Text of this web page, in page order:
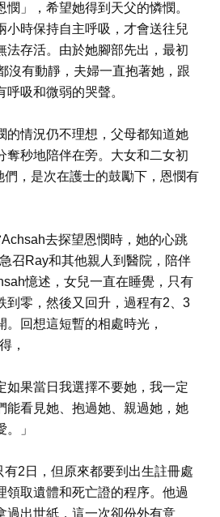
」，希望她得到天父的憐憫。
小時保持自主呼吸，才會送往兒
法存活。由於她腳部先出，最初
沒有動靜，夫婦一直抱著她，跟
吸和微弱的哭聲。
的情況仍不理想，父母都知道她
奪秒地陪伴在旁。大女和二女初
，是次在護士的鼓勵下，恩憫有
去探望恩憫時，她的心跳
召Ray和其他親人到醫院，陪伴
憶述，女兒一直在睡覺，只有
到零，然後又回升，過程有2、3
回想這短暫的相處時光，
，
如果當日我選擇不要她，我一定
能看見她、抱過她、親過她，她
」
有2日，但原來都要到出生註冊處
領取遺體和死亡證的程序。他過
過出世紙，這一次卻份外有意